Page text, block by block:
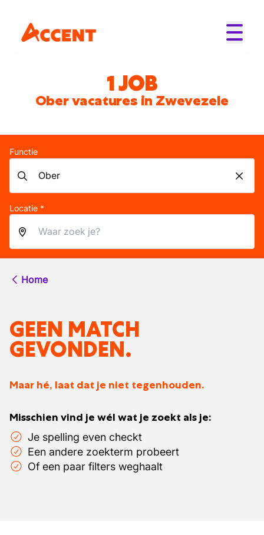
1 JOB
Ober vacatures in Zwevezele
Functie
Locatie *
Home
GEEN MATCH
GEVONDEN.
Maar hé, laat dat je niet tegenhouden.
Misschien vind je wél wat je zoekt als je:
Je spelling even checkt
Een andere zoekterm probeert
Of een paar filters weghaalt